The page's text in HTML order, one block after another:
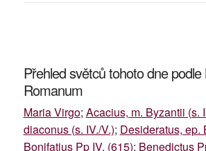
Přehled světců tohoto dne
Romanum
Maria Virgo; Acacius, m. Byzantii (s.
diaconus (s. IV./V.); Desideratus, ep.
Bonifatius Pp IV. (615); Benedictus